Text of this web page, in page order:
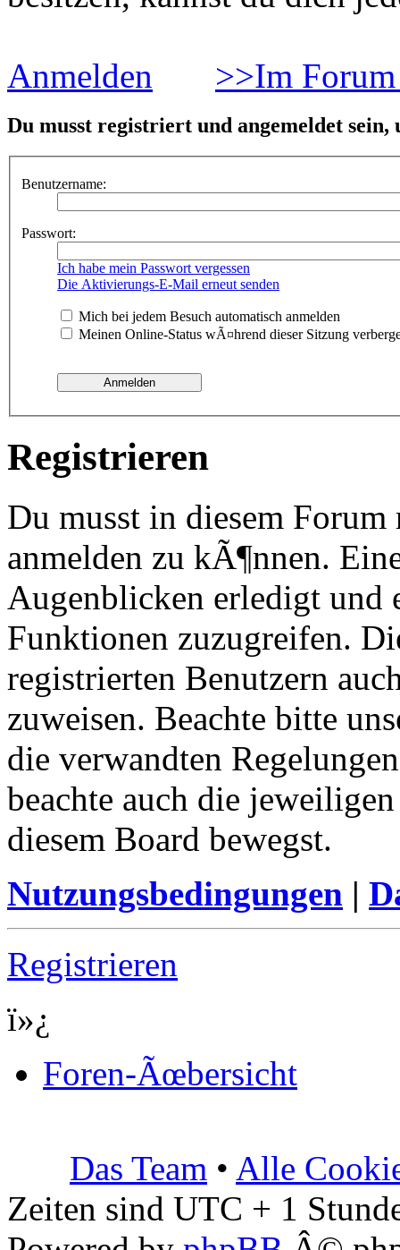
Anmelden >>Im
Du musst registriert und angemeldet
Benutzername:
Passwort:
Ich habe mein Passwort vergessen
Die Aktivierungs-E-Mail erneut senden
Mich bei jedem Besuch automatisch anmelden
Meinen Online-Status wÃ¤hrend dieser Sitzung
Registrieren
Du musst in diesem
anmelden zu kÃ¶nnen.
Augenblicken erledigt und
Funktionen zuzugreifen.
registrierten Benutzern
zuweisen. Beachte bitte
die verwandten
beachte auch die
diesem Board bewegst.
Nutzungsbedingungen |
Registrieren
ï»¿
Foren-Ãœbersicht
Das Team • Alle
Zeiten sind UTC + 1